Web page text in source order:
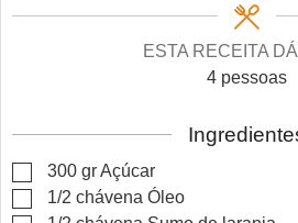
ESTA RECEITA
4 pessoas
▢
300 grAçúcar
▢
1/2 chávena Óleo